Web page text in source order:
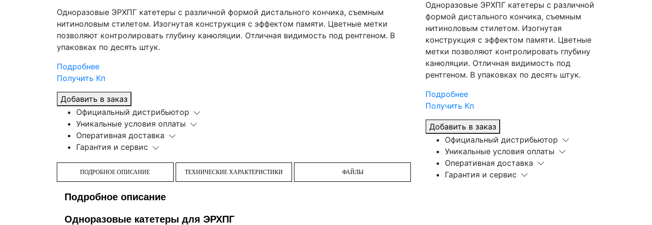
Одноразовые ЭРХПГ катетеры с различной формой дистального кончика, съемным
нитиноловым стилетом. Изогнутая конструкция с эффектом памяти. Цветные метки
позволяют контролировать глубину канюляции. Отличная видимость под рентгеном. В
упаковках по десять штук.
Подробнее
Получить Кп
Добавить в заказ
Официальный дистрибьютор
Уникальные условия оплаты
Оперативная доставка
Гарантия и сервис
ПОДРОБНОЕ ОПИСАНИЕ ТЕХНИЧЕСКИЕ ХАРАКТЕРИСТИКИ ФАЙЛЫ
Подробное описание
Одноразовые катетеры для ЭРХПГ
Одноразовые ЭРХПГ катетеры с различной
формой дистального кончика, съемным
нитиноловым стилетом. Изогнутая
конструкция с эффектом памяти. Цветные
метки позволяют контролировать глубину
канюляции. Отличная видимость под
рентгеном. В упаковках по десять штук.
Подробнее
Получить Кп
Добавить в заказ
Официальный дистрибьютор
Уникальные условия оплаты
Оперативная доставка
Гарантия и сервис